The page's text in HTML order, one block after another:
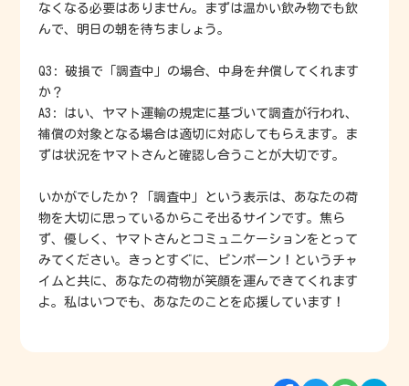
なくなる必要はありません。まずは温かい飲み物でも飲
んで、明日の朝を待ちましょう。
Q3: 破損で「調査中」の場合、中身を弁償してくれます
か？
A3: はい、ヤマト運輸の規定に基づいて調査が行われ、
補償の対象となる場合は適切に対応してもらえます。ま
ずは状況をヤマトさんと確認し合うことが大切です。
いかがでしたか？「調査中」という表示は、あなたの荷
物を大切に思っているからこそ出るサインです。焦ら
ず、優しく、ヤマトさんとコミュニケーションをとって
みてください。きっとすぐに、ピンポーン！というチャ
イムと共に、あなたの荷物が笑顔を運んできてくれます
よ。私はいつでも、あなたのことを応援しています！